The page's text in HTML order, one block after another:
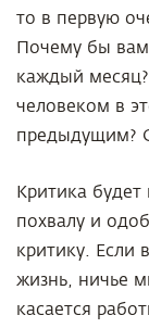
то в первую
Почему бы
каждый
человеком в
предыдущим?
Критика
похвалу и
критику. Если
жизнь, ничье
касается